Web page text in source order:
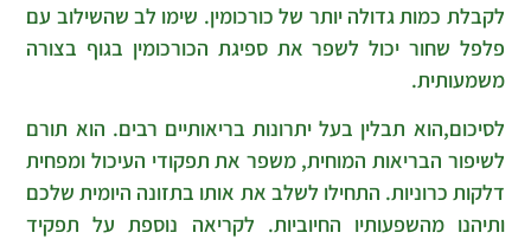
לקבלת כמות גדולה יותר של כורכומין. שימו לב שהשילוב עם
פלפל שחור יכול לשפר את ספיגת הכורכומין בגוף בצורה
משמעותית.
לסיכום,הוא תבלין בעל יתרונות בריאותיים רבים. הוא תורם
לשיפור הבריאות המוחית, משפר את תפקודי העיכול ומפחית
דלקות כרוניות. התחילו לשלב את אותו בתזונה היומית שלכם
ותיהנו מהשפעותיו החיוביות. לקריאה נוספת על תפקיד